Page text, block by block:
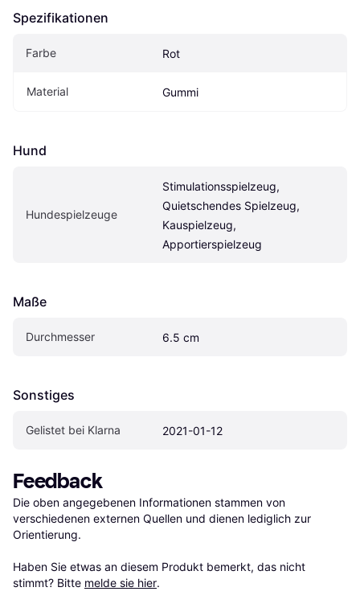
Spezifikationen
Farbe Rot
Material Gummi
Hund
Hundespielzeuge
Stimulationsspielzeug,
Quietschendes Spielzeug,
Kauspielzeug,
Apportierspielzeug
Maße
Durchmesser 6.5 cm
Sonstiges
Gelistet bei Klarna 2021-01-12
Feedback
Die oben angegebenen Informationen stammen von
verschiedenen externen Quellen und dienen lediglich zur
Orientierung.
Haben Sie etwas an diesem Produkt bemerkt, das nicht
stimmt? Bitte melde sie hier.